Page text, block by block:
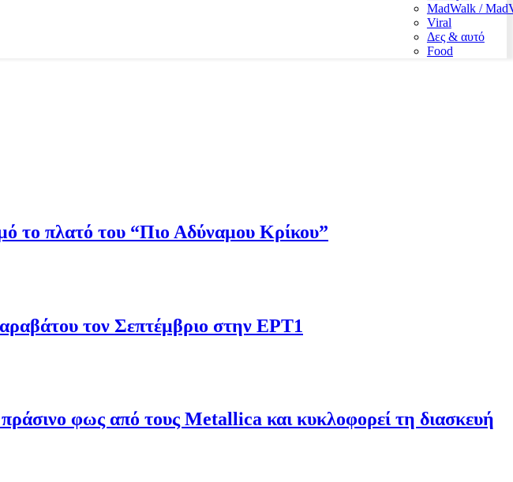
MadWalk /
Viral
Δες & αυτό
Food
το πλατό του “Πιο Αδύναμου Κρίκου”
τον Σεπτέμβριο στην ΕΡΤ1
φως από τους Metallica και κυκλοφορεί τη διασκευή